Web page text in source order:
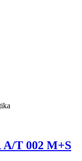
A/T 002 M+S